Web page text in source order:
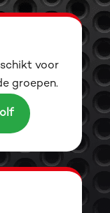
voor
groepen.